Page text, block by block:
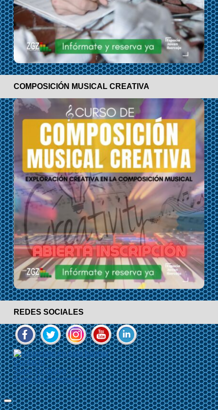
COMPOSICIÓN MUSICAL CREATIVA
REDES SOCIALES
Contacto
Sube Tu Grupo
Sube Un Concierto